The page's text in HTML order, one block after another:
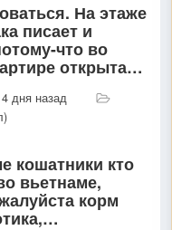
На этаже
писает и
что во
открыта
дня назад
кошатники кто
вьетнаме,
корм